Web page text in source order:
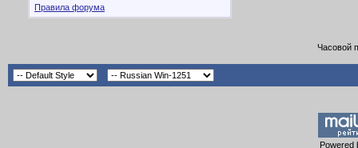
Правила форума
Часовой
Powered